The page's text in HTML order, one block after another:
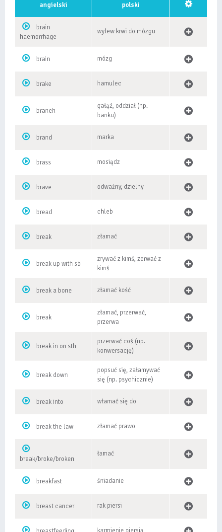
angielski polski
brain
haemorrhage
wylew krwi do mózgu
brain mózg
brake hamulec
branch
gałąź, oddział (np.
banku)
brand marka
brass mosiądz
brave odważny, dzielny
bread chleb
break złamać
break up with sb
zrywać z kimś, zerwać z
kimś
break a bone złamać kość
break
złamać, przerwać,
przerwa
break in on sth
przerwać coś (np.
konwersację)
break down
popsuć się, załamywać
się (np. psychicznie)
break into włamać się do
break the law złamać prawo
break/broke/broken
łamać
breakfast śniadanie
breast cancer rak piersi